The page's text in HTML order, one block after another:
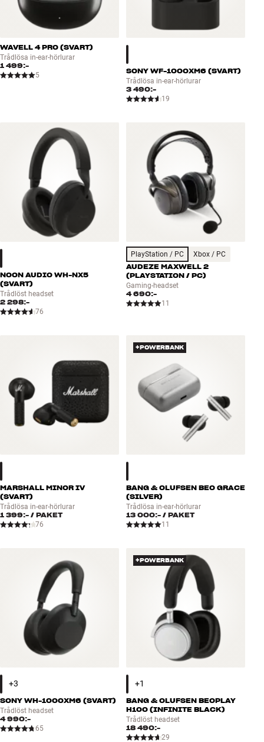
WAVELL 4 PRO (SVART)
Trådlösa in-ear-hörlurar
1 499:-
5 SONY WF-1000XM6 (SVART)
Trådlösa in-ear-hörlurar
3 490:-
19
NOON AUDIO WH-NX5
(SVART)
Trådlöst headset
2 298:-
76
PlayStation / PC Xbox / PC
AUDEZE MAXWELL 2
(PLAYSTATION / PC)
Gaming-headset
4 690:-
11
MARSHALL MINOR IV
(SVART)
Trådlösa in-ear-hörlurar
1 399:- / PAKET
76
+POWERBANK
BANG & OLUFSEN BEO GRACE
(SILVER)
Trådlösa in-ear-hörlurar
13 000:- / PAKET
11
SONY WH-1000XM6 (SVART)
Trådlöst headset
4 990:-
65
+POWERBANK
BANG & OLUFSEN BEOPLAY
H100 (INFINITE BLACK)
Trådlöst headset
18 490:-
29